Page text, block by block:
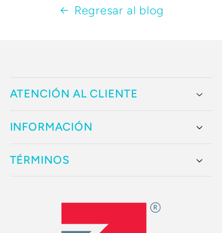
Regresar al blog
ATENCIÓN AL CLIENTE
INFORMACIÓN
TÉRMINOS